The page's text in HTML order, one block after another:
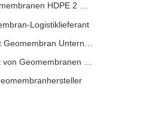
Die 7 besten Geomembranen HDPE 2 mm Liste
Logistiklieferant